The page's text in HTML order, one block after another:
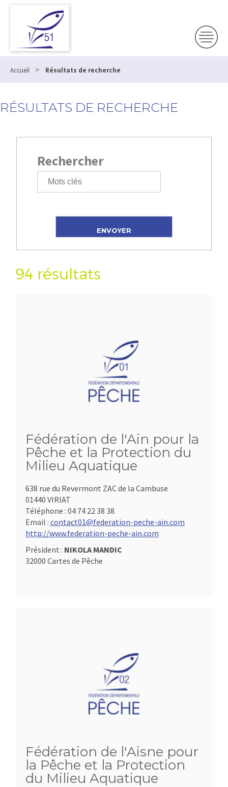
Accueil > Résultats de recherche
RÉSULTATS DE RECHERCHE
Rechercher
94 résultats
Fédération de l'Ain pour la
Pêche et la Protection du
Milieu Aquatique
638 rue du Revermont ZAC de la Cambuse
01440 VIRIAT
Téléphone : 04 74 22 38 38
Email : contact01@federation-peche-ain.com
http://www.federation-peche-ain.com
Président : NIKOLA MANDIC
32000 Cartes de Pêche
Fédération de l'Aisne pour
la Pêche et la Protection
du Milieu Aquatique